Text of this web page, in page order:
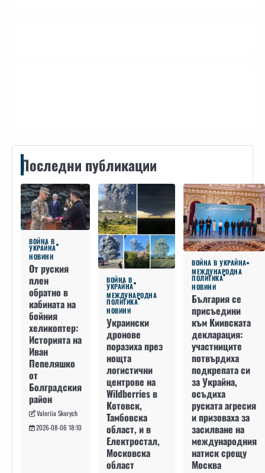
Последни публикации
ВОЙНА В
УКРАЙНА
НОВИНИ
От руския
плен
обратно в
кабината на
бойния
хеликоптер:
Историята на
Иван
Пепеляшко
от
Болградския
район
Valeriia Skorych
2026-08-06 18:10
ВОЙНА В
УКРАЙНА
МЕЖДУНАРОДНА
ПОЛИТИКА
НОВИНИ
Украински
дронове
поразиха през
нощта
логистични
центрове на
Wildberries в
Котовск,
Тамбовска
област, и в
Електростал,
Московска
област
ВОЙНА В УКРАЙНА
МЕЖДУНАРОДНА
ПОЛИТИКА
НОВИНИ
България се
присъедини
към Киивската
декларация:
участниците
потвърдиха
подкрепата си
за Украйна,
осъдиха
руската агресия
и призоваха за
засилване на
международния
натиск срещу
Москва